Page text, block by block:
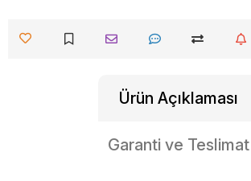
Ürün Açıklaması
Garanti ve Teslimat